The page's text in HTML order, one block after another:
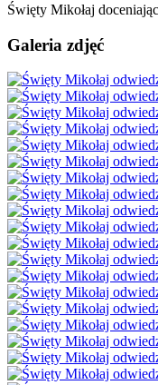
Święty Mikołaj
Galeria zdjęć